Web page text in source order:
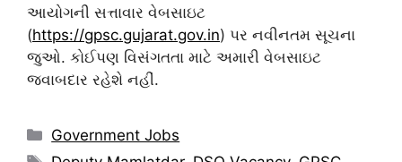
આયોગની સત્તાવાર વેબસાઇટ
(https://gpsc.gujarat.gov.in) પર નવીનતમ સૂચના
જુઓ. કોઈપણ વિસંગતતા માટે અમારી વેબસાઇટ
જવાબદાર રહેશે નહીં.
Categories
Government Jobs
Tags